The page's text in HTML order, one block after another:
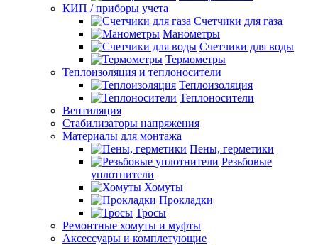
КИП / приборы учета
Счетчики для газа
Манометры
Счетчики для воды
Термометры
Теплоизоляция и теплоносители
Теплоизоляция
Теплоносители
Вентиляция
Стабилизаторы напряжения
Материалы для монтажа
Пены, герметики
Резьбовые
уплотнители
Хомуты
Прокладки
Тросы
Ремонтные хомуты и муфты
Аксессуары и комплетующие